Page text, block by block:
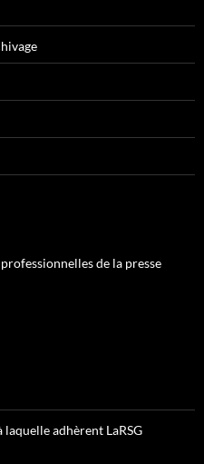
de la presse
adhèrent LaRSG